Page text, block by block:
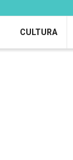
CULTURA